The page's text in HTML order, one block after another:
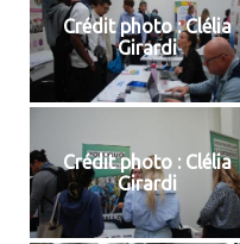
Crédit photo : Clélia
Girardi
Crédit photo : Clélia
Girardi